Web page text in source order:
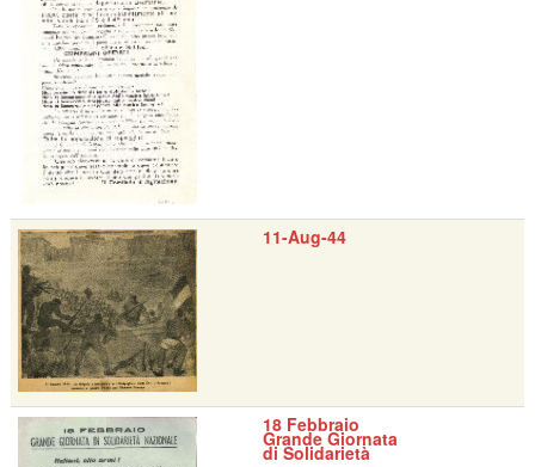
11-Aug-44
18 Febbraio
Grande Giornata
di Solidarietà